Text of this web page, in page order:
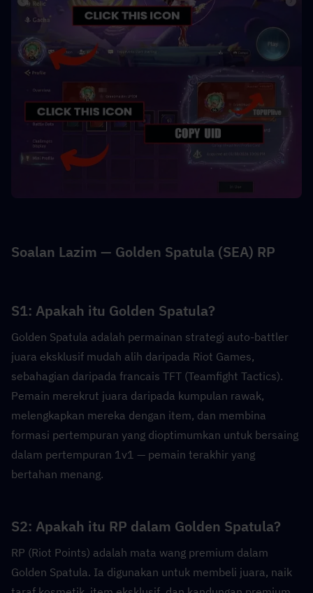
Soalan Lazim — Golden Spatula (SEA) RP
S1: Apakah itu Golden Spatula?
Golden Spatula adalah permainan strategi auto-battler
juara eksklusif mudah alih daripada Riot Games,
sebahagian daripada francais TFT (Teamfight Tactics).
Pemain merekrut juara daripada kumpulan rawak,
melengkapkan mereka dengan item, dan membina
formasi pertempuran yang dioptimumkan untuk bersaing
dalam pertempuran 1v1 — pemain terakhir yang
bertahan menang.
S2: Apakah itu RP dalam Golden Spatula?
RP (Riot Points) adalah mata wang premium dalam
Golden Spatula. Ia digunakan untuk membeli juara, naik